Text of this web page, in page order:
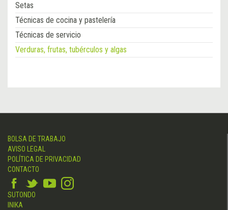
Setas
Técnicas de cocina y pastelería
Técnicas de servicio
Verduras, frutas, tubérculos y algas
BOLSA DE TRABAJO
AVISO LEGAL
POLÍTICA DE PRIVACIDAD
CONTACTO
SUTONDO
INIKA